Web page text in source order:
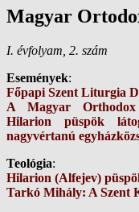
Magyar
I. évfolyam, 2. szám
Események:
Főpapi Szent Liturgia
A Magyar Orthodox
Hilarion püspök
nagyvértanú
Teológia:
Hilarion (Alfejev)
Tarkó Mihály: A Szent